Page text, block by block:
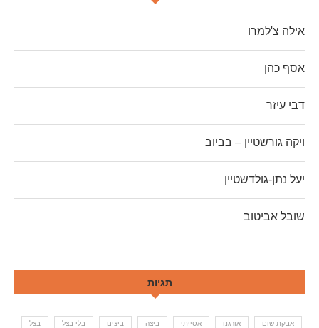
אילה צ'למרו
אסף כהן
דבי עיזר
ויקה גורשטיין – בביוב
יעל נתן-גולדשטיין
שובל אביטוב
תגיות
אבקת שום אורגנו אסייתי ביצה ביצים בלי בצל בצל